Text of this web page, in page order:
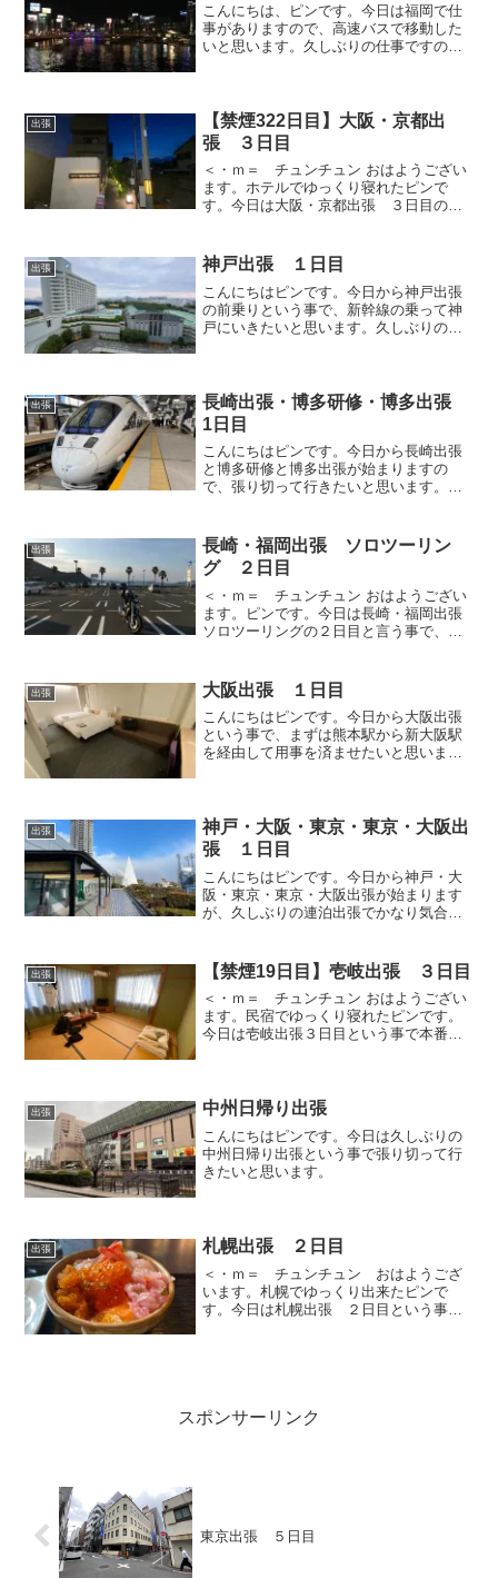
こんにちは、ピンです。今日は福岡で仕
事がありますので、高速バスで移動した
いと思います。久しぶりの仕事ですの
出張
【禁煙322日目】大阪・京都出
張 ３日目
＜・ｍ＝ チュンチュン おはようござい
ます。ホテルでゆっくり寝れたピンで
す。今日は大阪・京都出張 ３日目の中
出張 神戸出張 １日目
こんにちはピンです。今日から神戸出張
の前乗りという事で、新幹線の乗って神
戸にいきたいと思います。久しぶりの神
出張
長崎出張・博多研修・博多出張
1日目
こんにちはピンです。今日から長崎出張
と博多研修と博多出張が始まりますの
で、張り切って行きたいと思います。ま
出張
長崎・福岡出張 ソロツーリン
グ ２日目
＜・ｍ＝ チュンチュン おはようござい
ます。ピンです。今日は長崎・福岡出張
ソロツーリングの２日目と言う事で、長
荷物があり明日が、あまり気にしないで
くだせえ！
出張 大阪出張 １日目
こんにちはピンです。今日から大阪出張
という事で、まずは熊本駅から新大阪駅
を経由して用事を済ませたいと思いま
出張
神戸・大阪・東京・東京・大阪出
張 １日目
こんにちはピンです。今日から神戸・大
阪・東京・東京・大阪出張が始まります
が、久しぶりの連泊出張でかなり気合が
出張 【禁煙19日目】壱岐出張 ３日目
＜・ｍ＝ チュンチュン おはようござい
ます。民宿でゆっくり寝れたピンです。
今日は壱岐出張３日目という事で本番配
出張 中州日帰り出張
こんにちはピンです。今日は久しぶりの
中州日帰り出張という事で張り切って行
きたいと思います。
出張 札幌出張 ２日目
＜・ｍ＝ チュンチュン おはようござ
います。札幌でゆっくり出来たピンで
す。今日は札幌出張 ２日目という事
スポンサーリンク
東京出張 ５日目